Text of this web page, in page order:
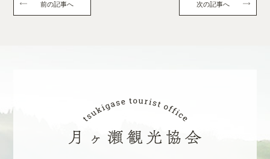
前の記事へ 次の記事へ